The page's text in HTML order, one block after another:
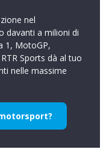
nel
davanti a milioni di
1, MotoGP,
Sports dà al tuo
nelle massime